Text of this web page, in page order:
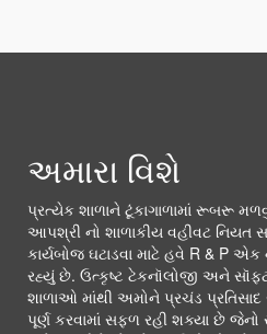
અમારા વિશે
પ્રત્યેક શાળાને ટૂંકાગાળામાં રૂબરૂ
આપશ્રી નો શાળાકીય વહીવટ નિયત
કાર્યબોજ ઘટાડવા માટે હવે R & P
રહ્યું છે. ઉત્કૃષ્ટ ટેકનૉલોજી અને
શાળાઓ માંથી અમોને પ્રચંડ
પૂર્ણ કરવામાં સફળ રહી શક્યા છે